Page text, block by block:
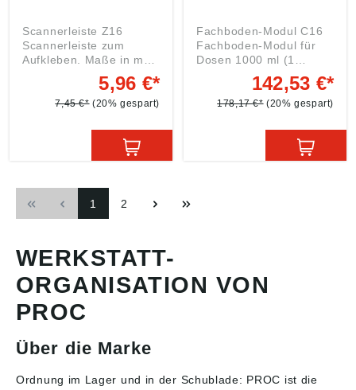
Scannerleiste Z16
Scannerleiste zum
Aufkleben. Maße in mm:
B = 480, H = 26
Angaben gemäß
Produktsicherheitsveror
Einkaufsbüro Deutscher
Eisenhändler GmbH,
EDE Platz 1, 42389
webkontakt@ede.de
5,96 €*
7,45 €* (20% gespart)
Fachboden-Modul C16
Fachboden-Modul für
Dosen 1000 ml (1
Fachteilungen). Maße in
mm: B = 540, H = 518, T
9022 perlhellgrau
Produktsicherheitsveror
142,53 €*
178,17 €* (20% gespart)
1 2
WERKSTATT-
ORGANISATION VON
PROC
Über die Marke
Ordnung im Lager und in der Schublade: PROC ist die